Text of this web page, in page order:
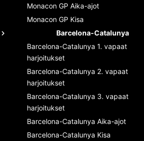
Monacon GP Aika-ajot
Monacon GP Kisa
Barcelona-Catalunya
Barcelona-Catalunya 1. vapaat
harjoitukset
Barcelona-Catalunya 2. vapaat
harjoitukset
Barcelona-Catalunya 3. vapaat
harjoitukset
Barcelona-Catalunya Aika-ajot
Barcelona-Catalunya Kisa